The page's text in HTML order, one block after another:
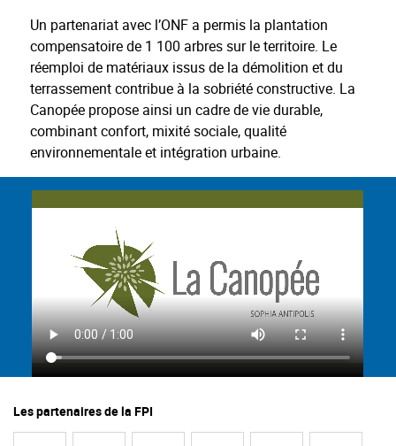
Un partenariat avec l’ONF a permis la plantation
compensatoire de 1 100 arbres sur le territoire. Le
réemploi de matériaux issus de la démolition et du
terrassement contribue à la sobriété constructive. La
Canopée propose ainsi un cadre de vie durable,
combinant confort, mixité sociale, qualité
environnementale et intégration urbaine.
Les partenaires de la FPI